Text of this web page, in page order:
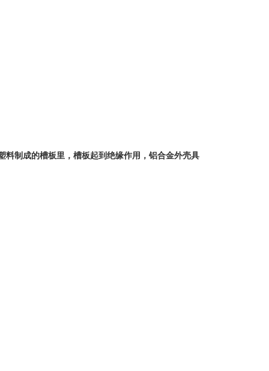
制成的槽板里，槽板起到绝缘作用，铝合金外壳具